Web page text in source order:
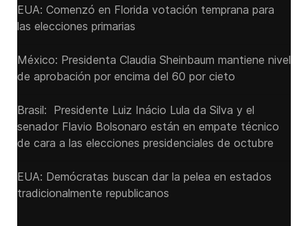
EUA: Comenzó en Florida votación temprana para
las elecciones primarias
México: Presidenta Claudia Sheinbaum mantiene nivel
de aprobación por encima del 60 por cieto
Brasil: Presidente Luiz Inácio Lula da Silva y el
senador Flavio ‌Bolsonaro están en empate técnico
de cara a las ‌elecciones presidenciales de octubre
EUA: Demócratas buscan dar la pelea en estados
tradicionalmente republicanos